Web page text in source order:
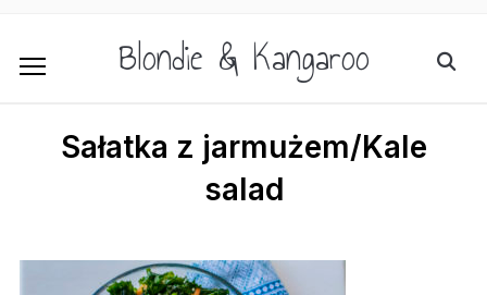
Blondie & Kangaroo
Sałatka z jarmużem/Kale
salad